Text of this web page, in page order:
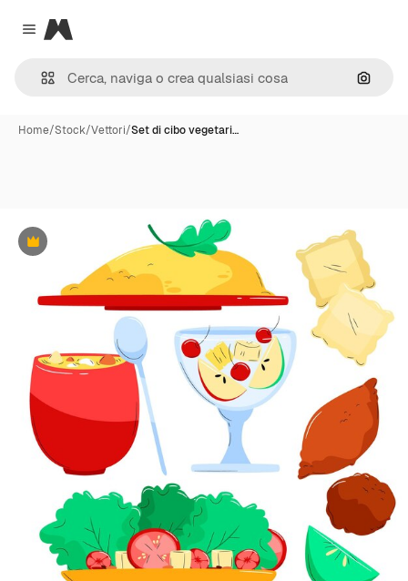
Close menu
Magnific
Cerca
Home/Stock/Vettori/Set di cibo vegetari…
Premium